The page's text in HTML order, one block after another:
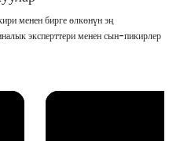
менен бирге өлкөнүн эң
эксперттери менен сын-пикирлер